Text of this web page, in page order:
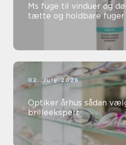
Ms fuge til vinduer og
tætte og holdbare fuger
02. July 2026
Optiker århus sådan vælger du den rette
brilleekspert